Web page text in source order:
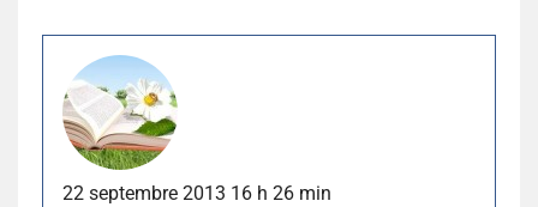
22 septembre 2013 16 h 26 min